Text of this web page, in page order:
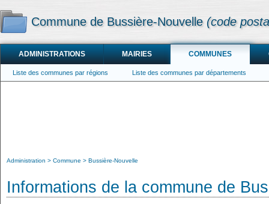
Commune de Bussière-Nouvelle (code
ADMINISTRATIONS MAIRIES COMMUNES
Liste des communes par régions Liste des communes par départements
Administration Commune Bussière-Nouvelle
Informations de la commune de